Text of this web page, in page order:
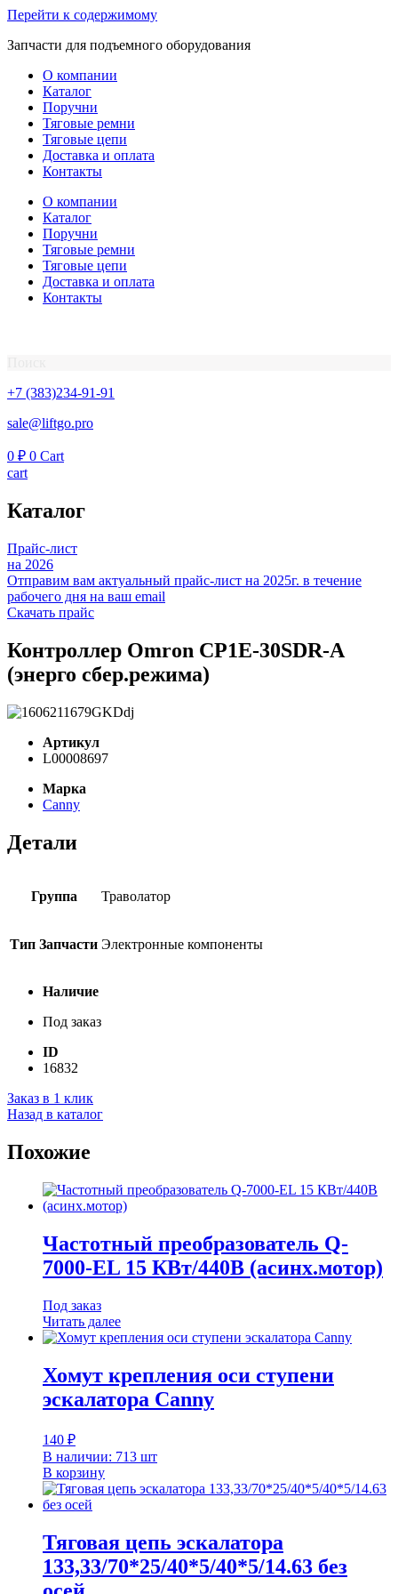
Перейти к содержимому
Запчасти для подъемного оборудования
О компании
Каталог
Поручни
Тяговые ремни
Тяговые цепи
Доставка и оплата
Контакты
О компании
Каталог
Поручни
Тяговые ремни
Тяговые цепи
Доставка и оплата
Контакты
+7 (383)234-91-91
sale@liftgo.pro
0 ₽ 0 Cart
cart
Каталог
Прайс-лист
на 2026
Отправим вам актуальный прайс-лист на 2025г. в течение
рабочего дня на ваш email
Скачать прайс
Контроллер Omron CP1E-30SDR-A
(энерго сбер.режима)
Артикул
L00008697
Марка
Canny
Детали
Группа Траволатор
Тип Запчасти Электронные компоненты
Наличие
Под заказ
ID
16832
Заказ в 1 клик
Назад в каталог
Похожие
Частотный преобразователь Q-
7000-EL 15 КВт/440В (асинх.мотор)
Под заказ
Читать далее
Хомут крепления оси ступени
эскалатора Canny
140 ₽
В наличии: 713 шт
В корзину
Тяговая цепь эскалатора
133,33/70*25/40*5/40*5/14.63 без